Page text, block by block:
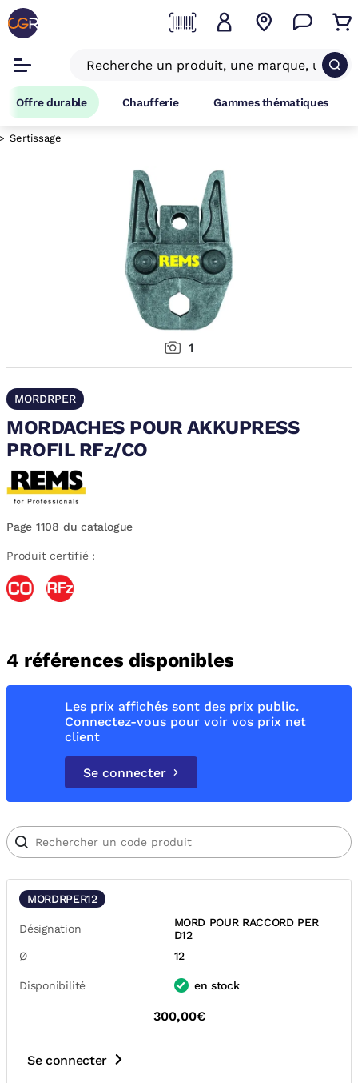
Offre durable Chaufferie Gammes thématiques
Sertissage
1
MORDRPER
MORDACHES POUR AKKUPRESS
PROFIL RFz/CO
Page 1108 du catalogue
Produit certifié :
4 références disponibles
Les prix affichés sont des prix public.
Connectez-vous pour voir vos prix net
client
Se connecter
MORDRPER12
Désignation
MORD POUR RACCORD PER
D12
Ø
12
Disponibilité en stock
300,00€
Se connecter